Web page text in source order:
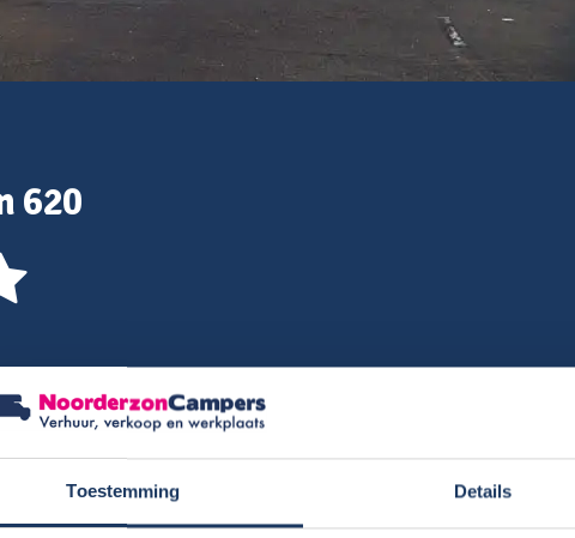
Toestemming Details
620
gekomen?
in de buurt